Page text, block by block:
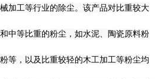
加工等行业的除尘。该产品对比重较大
中等比重的粉尘，如水泥、陶瓷原料粉
等，以及比重较轻的木工加工等粉尘均